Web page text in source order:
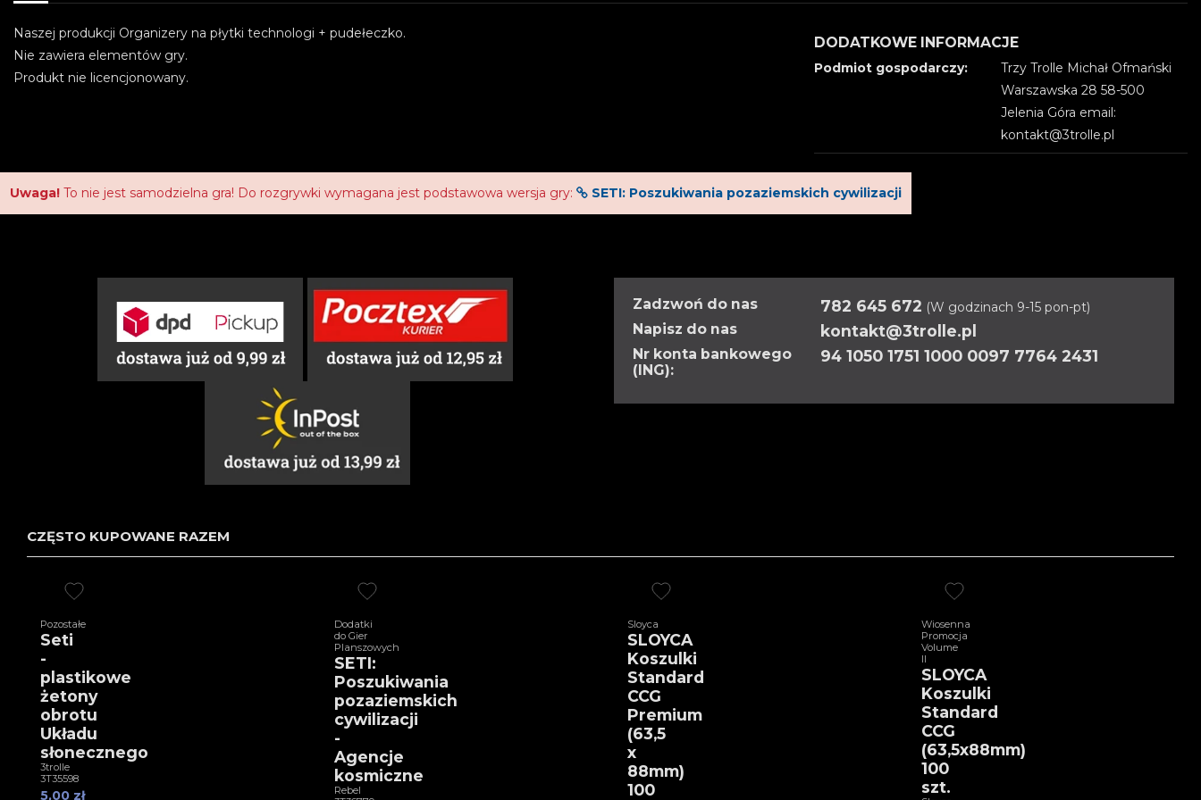
Naszej produkcji Organizery na płytki technologi + pudełeczko.
Nie zawiera elementów gry.
Produkt nie licencjonowany.
DODATKOWE INFORMACJE
Podmiot gospodarczy:
Trzy Trolle Michał Ofmański
Warszawska 28 58-500
Jelenia Góra email:
kontakt@3trolle.pl
Uwaga! To nie jest samodzielna gra! Do rozgrywki wymagana jest podstawowa wersja gry: SETI: Poszukiwania pozaziemskich cywilizacji
Zadzwoń do nas 782 645 672 (W godzinach 9-15 pon-pt)
Napisz do nas kontakt@3trolle.pl
Nr konta bankowego
(ING):
94 1050 1751 1000 0097 7764 2431
CZĘSTO KUPOWANE RAZEM
Pozostałe
Seti
-
plastikowe
żetony
obrotu
Układu
słonecznego
3trolle
3T35598
5,00 zł
Dodatki
do Gier
Planszowych
SETI:
Poszukiwania
pozaziemskich
cywilizacji
-
Agencje
kosmiczne
Rebel
Sloyca
SLOYCA
Koszulki
Standard
CCG
Premium
(63,5
x
88mm)
100
Wiosenna
Promocja
Volume
II
SLOYCA
Koszulki
Standard
CCG
(63,5x88mm)
100
szt.